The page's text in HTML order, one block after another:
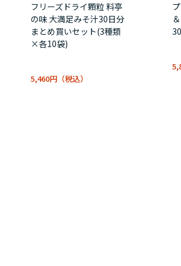
フリーズドライ顆粒 料亭
の味 大満足みそ汁30日分
まとめ買いセット(3種類
×各10袋)
5,460円